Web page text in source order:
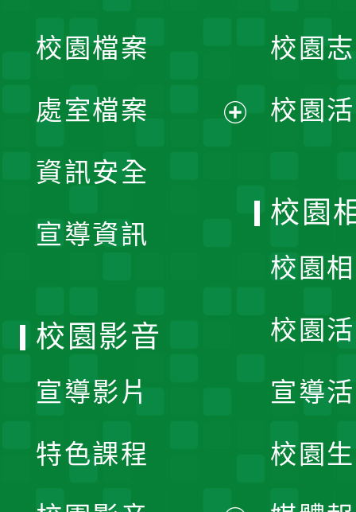
單
校園檔案
處室檔案
資訊安全
宣導資訊
校園
校園
校園
校園
校園
宣導
校園
校園影音
宣導影片
特色課程